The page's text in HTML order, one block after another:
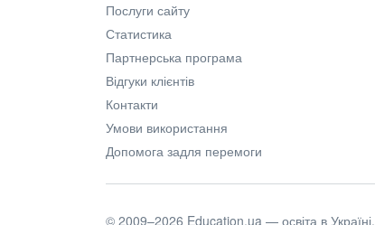
Послуги сайту
Статистика
Партнерська програма
Відгуки клієнтів
Контакти
Умови використання
Допомога задля перемоги
© 2009–2026 Education.ua — освіта в Україні.